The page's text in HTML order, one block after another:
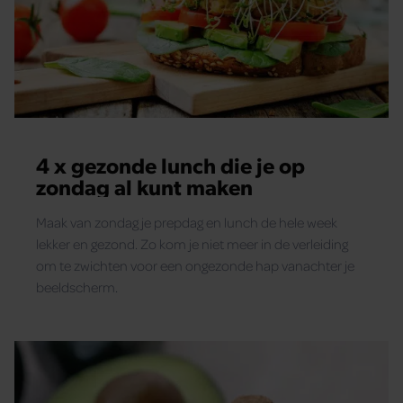
4 x gezonde lunch die je op
zondag al kunt maken
Maak van zondag je prepdag en lunch de hele week
lekker en gezond. Zo kom je niet meer in de verleiding
om te zwichten voor een ongezonde hap vanachter je
beeldscherm.